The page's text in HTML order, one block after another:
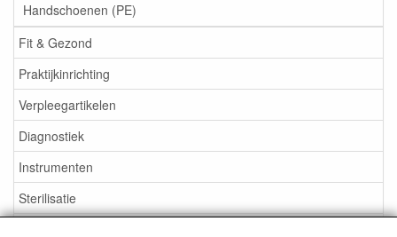
Handschoenen (PE)
Fit & Gezond
Praktijkinrichting
Verpleegartikelen
Diagnostiek
Instrumenten
Sterilisatie